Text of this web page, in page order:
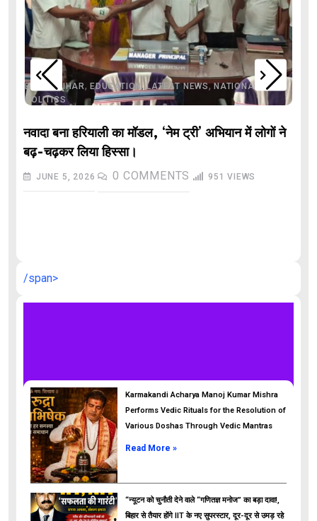
BIHAR,BIHAR, EDUCATION ,LATEST NEWS,NATIONAL
POLITICS
नवादा बना हरियाली का मॉडल, ‘नेम ट्री’ अभियान में लोगों ने
बढ़-चढ़कर लिया हिस्सा।
JUNE 5, 2026 0 COMMENTS 951 VIEWS
/span>
Karmakandi Acharya Manoj Kumar Mishra
Performs Vedic Rituals for the Resolution of
Various Doshas Through Vedic Mantras
Read More »
“न्यूटन को चुनौती देने वाले “गणितज्ञ मनोज” का बड़ा दावा!,
बिहार से तैयार होंगे IIT के नए सुपरस्टार, दूर-दूर से उमड़ रहे